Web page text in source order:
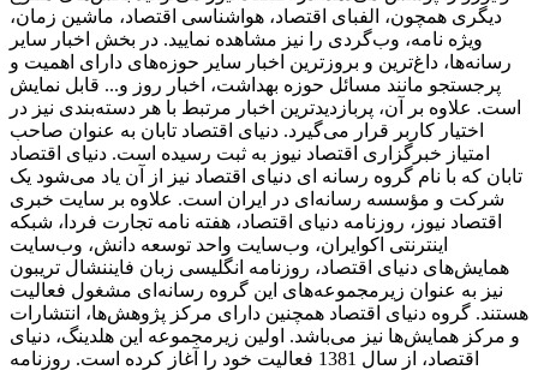
دیگری همچون، الفبای اقتصاد، هواشناسی اقتصاد، ماشین زمان،
ویژه نامه، وب‌گردی را نیز مشاهده نمایید. در بخش اخبار سایر
رسانه‌ها، داغ‌ترین و بروزترین اخبار سایر حوزه‌های دارای اهمیت و
پرجستجو مانند مسائل حوزه بهداشت، اخبار روز و... قابل نمایش
است. علاوه بر آن، پربازدیدترین اخبار مرتبط با هر دسته‌بندی نیز در
اختیار کاربر قرار می‌گیرد. دنیای اقتصاد تابان به عنوان صاحب
امتیاز خبرگزاری اقتصاد نیوز به ثبت رسیده است. دنیای اقتصاد
تابان که با نام گروه رسانه ای دنیای اقتصاد نیز از آن یاد می‌شود یک
شرکت و مؤسسه رسانه‌ای در ایران است. علاوه بر سایت خبری
اقتصاد نیوز، روزنامه دنیای اقتصاد، هفته ‌نامه تجارت فردا، شبکه
اینترنتی اکوایران، وب‌سایت واحد توسعه دانش، وب‌سایت
همایش‌های دنیای اقتصاد، روزنامه انگلیسی ‌زبان فایننشال تریبون
نیز به عنوان زیرمجموعه‌های این گروه رسانه‌ای مشغول فعالیت
هستند. گروه دنیای اقتصاد همچنین دارای مرکز پژوهش‌ها، انتشارات
و مرکز همایش‌ها نیز می‌باشد. اولین زیرمجموعه این هلدینگ، دنیای
اقتصاد، از سال 1381 فعالیت خود را آغاز کرده است. روزنامه